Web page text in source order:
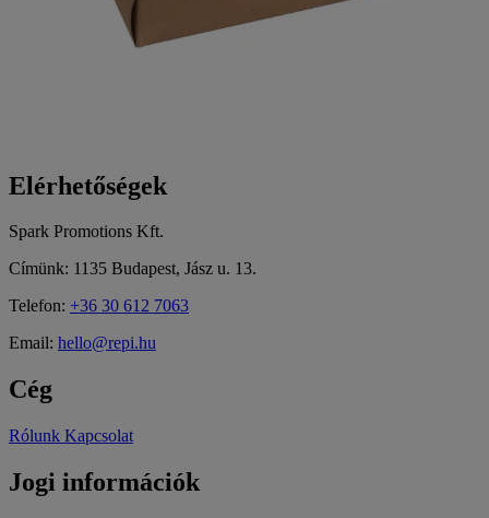
Elérhetőségek
Spark Promotions Kft.
Címünk: 1135 Budapest, Jász u. 13.
Telefon: +36 30 612 7063
Email: hello@repi.hu
Cég
Rólunk Kapcsolat
Jogi információk